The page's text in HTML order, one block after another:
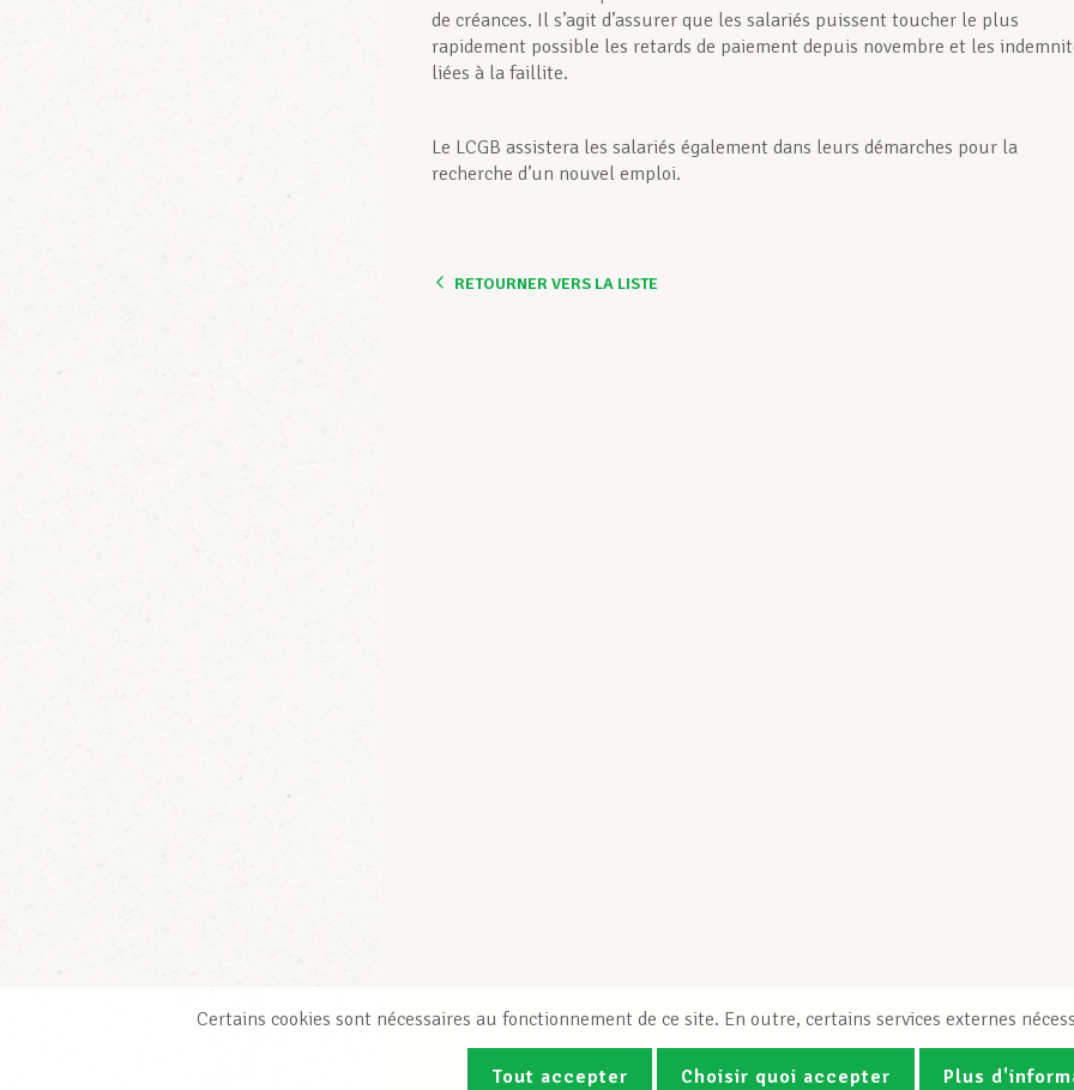
de créances. Il s’agit d’assurer que les salariés puissent toucher le plus
rapidement possible les retards de paiement depuis novembre et les
liées à la faillite.
Le LCGB assistera les salariés également dans leurs démarches pour la
recherche d’un nouvel emploi.
RETOURNER VERS LA LISTE
Certains cookies sont nécessaires au fonctionnement de ce site. En outre, certains services externes
Tout accepter Choisir quoi accepter Plus